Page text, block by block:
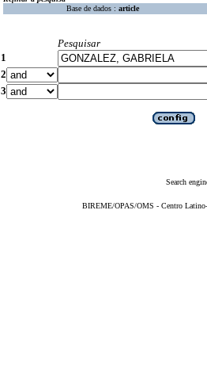
Base de dados : article
Pesquisar
1
2
3
Search
BIREME/OPAS/OMS - Centro Latino-